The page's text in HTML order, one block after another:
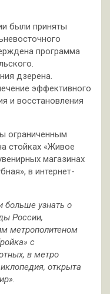
были приняты
программа
дзерена.
эффективного
и восстановления
ограниченным
стойках «Живое
магазинах
в интернет-
больше узнать о
России,
метрополитеном
с
в метро
открыта